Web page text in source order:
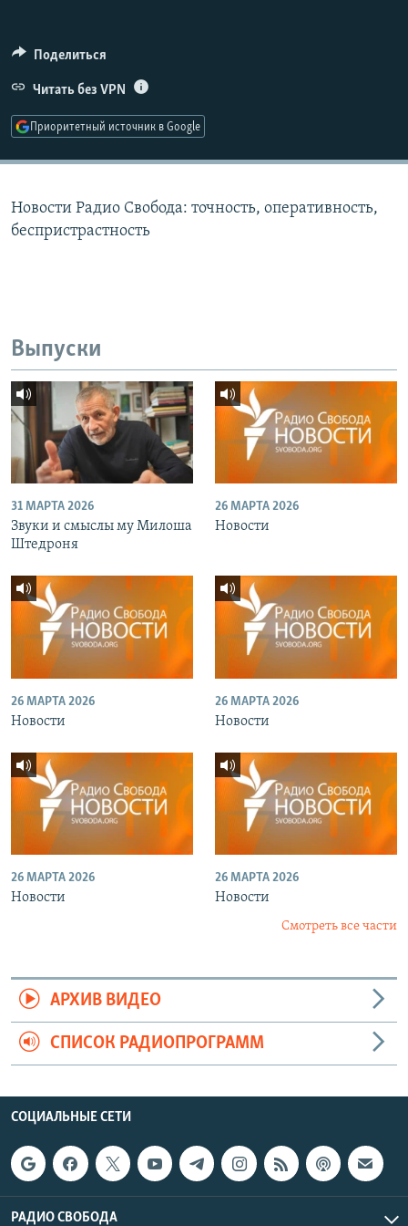
ПОДПИШИТЕСЬ НА РАССЫЛКУ
СОЦИАЛЬНЫЕ СЕТИ
Поделиться
Читать без VPN
Приоритетный источник в Google
Новости Радио Свобода: точность, оперативность,
беспристрастность
Выпуски
31 МАРТА 2026
Звуки и смыслы му Милоша
Штедроня
26 МАРТА 2026
Новости
26 МАРТА 2026
Новости
26 МАРТА 2026
Новости
26 МАРТА 2026
Новости
26 МАРТА 2026
Новости
Смотреть все части
АРХИВ ВИДЕО
СПИСОК РАДИОПРОГРАММ
СОЦИАЛЬНЫЕ СЕТИ
РАДИО СВОБОДА